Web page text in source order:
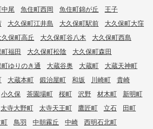
尾 魚住町西岡 魚住町錦が丘
王子
大久保町江井島 大久保町駅前
大久保町大窪
久保町高丘 大久保町谷八木
大久保町西島
福田 大久保町松陰
大久保町森田
ゆりのき通 大蔵谷奥 大蔵町
大蔵天神町
大蔵本町 鍛治屋町 和坂 川崎町
貴崎
小久保 茶園場町 桜町 沢野 材木町
新明町
太寺大野町 太寺天王町 鷹匠町 立石
田町
鳥羽 中朝霧丘 中崎
西明石北町